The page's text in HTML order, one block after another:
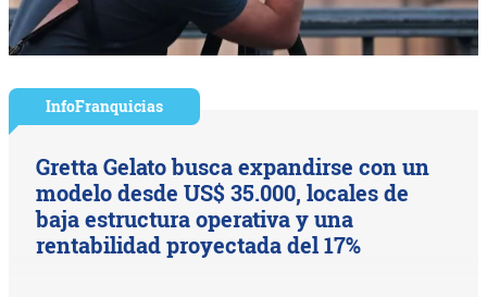
InfoFranquicias
Gretta Gelato busca expandirse con un
modelo desde US$ 35.000, locales de
baja estructura operativa y una
rentabilidad proyectada del 17%